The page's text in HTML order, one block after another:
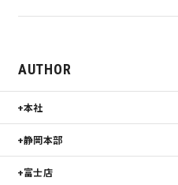
よくある質問
AUTHOR
本社
静岡本部
富士店